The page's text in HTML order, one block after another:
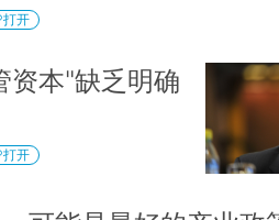
打开
资本"缺乏明确
打开